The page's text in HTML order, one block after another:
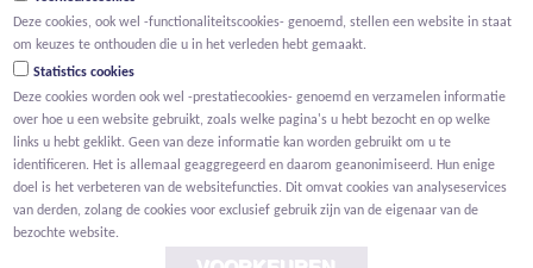
Deze cookies, ook wel -functionaliteitscookies- genoemd, stellen een website in staat
om keuzes te onthouden die u in het verleden hebt gemaakt.
Statistics cookies
Deze cookies worden ook wel -prestatiecookies- genoemd en verzamelen informatie
over hoe u een website gebruikt, zoals welke pagina's u hebt bezocht en op welke
links u hebt geklikt. Geen van deze informatie kan worden gebruikt om u te
identificeren. Het is allemaal geaggregeerd en daarom geanonimiseerd. Hun enige
doel is het verbeteren van de websitefuncties. Dit omvat cookies van analyseservices
van derden, zolang de cookies voor exclusief gebruik zijn van de eigenaar van de
bezochte website.